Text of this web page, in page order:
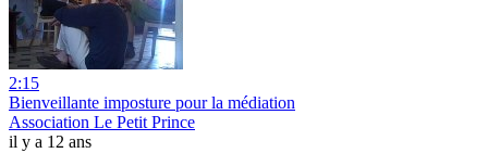
2:15
Bienveillante imposture pour la médiation
Association Le Petit Prince
il y a 12 ans